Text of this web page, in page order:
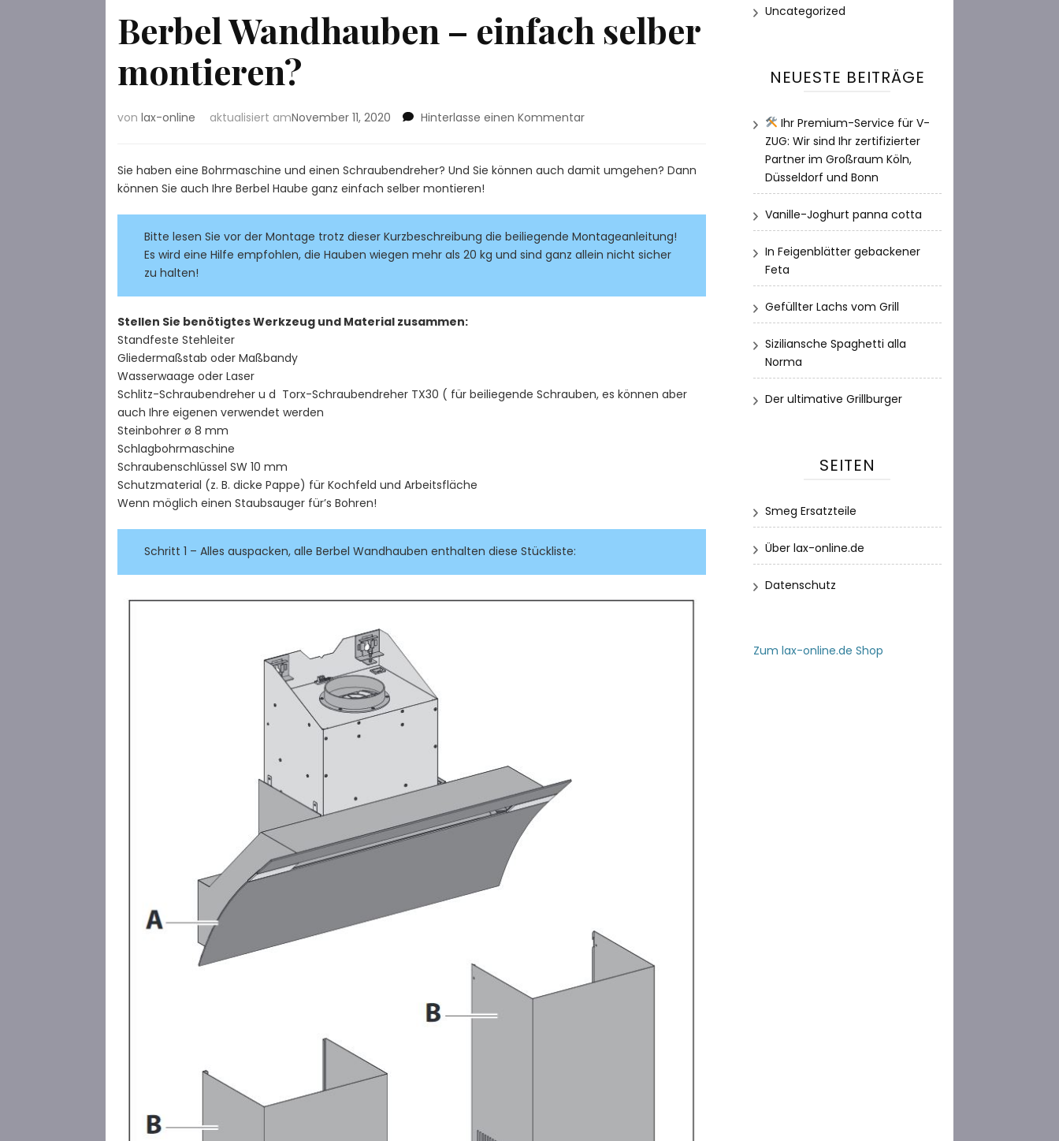
Berbel Wandhauben – einfach selber
montieren?
vonlax-online aktualisiert amNovember 11, 2020 Hinterlasse einen Kommentarzu
–
einfach
montieren?
Sie haben eine Bohrmaschine und einen Schraubendreher? Und Sie können auch damit umgehen? Dann
können Sie auch Ihre Berbel Haube ganz einfach selber montieren!
Bitte lesen Sie vor der Montage trotz dieser Kurzbeschreibung die beiliegende Montageanleitung!
Es wird eine Hilfe empfohlen, die Hauben wiegen mehr als 20 kg und sind ganz allein nicht sicher
zu halten!
Stellen Sie benötigtes Werkzeug und Material zusammen:
Standfeste Stehleiter
Gliedermaßstab oder Maßbandy
Wasserwaage oder Laser
Schlitz-Schraubendreher u d Torx-Schraubendreher TX30 ( für beiliegende Schrauben, es können aber
auch Ihre eigenen verwendet werden
Steinbohrer ø 8 mm
Schlagbohrmaschine
Schraubenschlüssel SW 10 mm
Schutzmaterial (z. B. dicke Pappe) für Kochfeld und Arbeitsfläche
Wenn möglich einen Staubsauger für’s Bohren!
Schritt 1 – Alles auspacken, alle Berbel Wandhauben enthalten diese Stückliste:
Uncategorized
NEUESTE BEITRÄGE
Ihr Premium-Service für V-
ZUG: Wir sind Ihr zertifizierter
Partner im Großraum Köln,
Düsseldorf und Bonn
Vanille-Joghurt panna cotta
In Feigenblätter gebackener
Feta
Gefüllter Lachs vom Grill
Siziliansche Spaghetti alla
Norma
Der ultimative Grillburger
SEITEN
Smeg Ersatzteile
Über lax-online.de
Datenschutz
Zum lax-online.de Shop